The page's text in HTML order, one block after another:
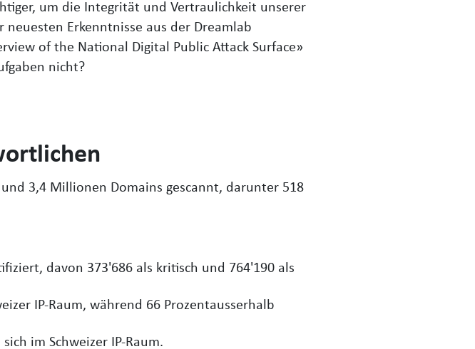
um die Integrität und Vertraulichkeit unserer
Erkenntnisse aus der Dreamlab
of the National Digital Public Attack Surface»
nicht?
3,4 Millionen Domains gescannt, darunter 518
davon 373'686 als kritisch und 764'190 als
IP-Raum, während 66 Prozentausserhalb
im Schweizer IP-Raum.